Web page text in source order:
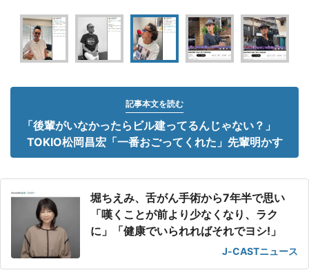
記事本文を読む
「後輩がいなかったらビル建ってるんじゃない？」
TOKIO松岡昌宏「一番おごってくれた」先輩明かす
堀ちえみ、舌がん手術から7年半で思い
「嘆くことが前より少なくなり、ラク
に」「健康でいられればそれでヨシ!」
J-CASTニュース